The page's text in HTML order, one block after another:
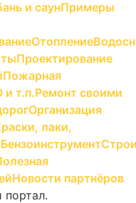
и саунПримеры
Отопление
Проектирование
Пожарная
и т.п.Ремонт своими
Организация
лаки,
Бензоинструмент
Новости партнёров